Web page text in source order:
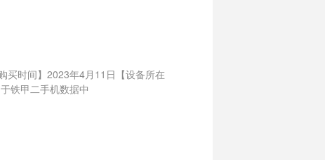
买时间】2023年4月11日【设备所在
铁甲二手机数据中